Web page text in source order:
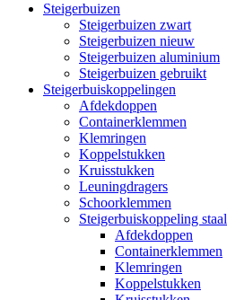
Steigerbuizen
Steigerbuizen zwart
Steigerbuizen nieuw
Steigerbuizen aluminium
Steigerbuizen gebruikt
Steigerbuiskoppelingen
Afdekdoppen
Containerklemmen
Klemringen
Koppelstukken
Kruisstukken
Leuningdragers
Schoorklemmen
Steigerbuiskoppeling staal
Afdekdoppen
Containerklemmen
Klemringen
Koppelstukken